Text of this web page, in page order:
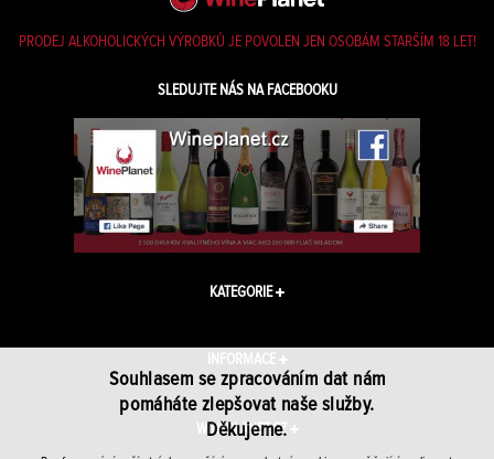
PRODEJ ALKOHOLICKÝCH VÝROBKŮ JE POVOLEN JEN OSOBÁM STARŠÍM 18 LET!
SLEDUJTE NÁS NA FACEBOOKU
KATEGORIE
INFORMACE
WINEPLANET.CZ
Souhlasem se zpracováním dat nám
pomáháte zlepšovat naše služby.
Děkujeme.